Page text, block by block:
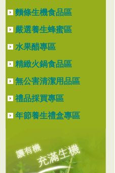
麵條生機食品區
嚴選養生蜂蜜區
水果醋專區
精緻火鍋食品區
無公害清潔用品區
禮品採買專區
年節養生禮盒專區